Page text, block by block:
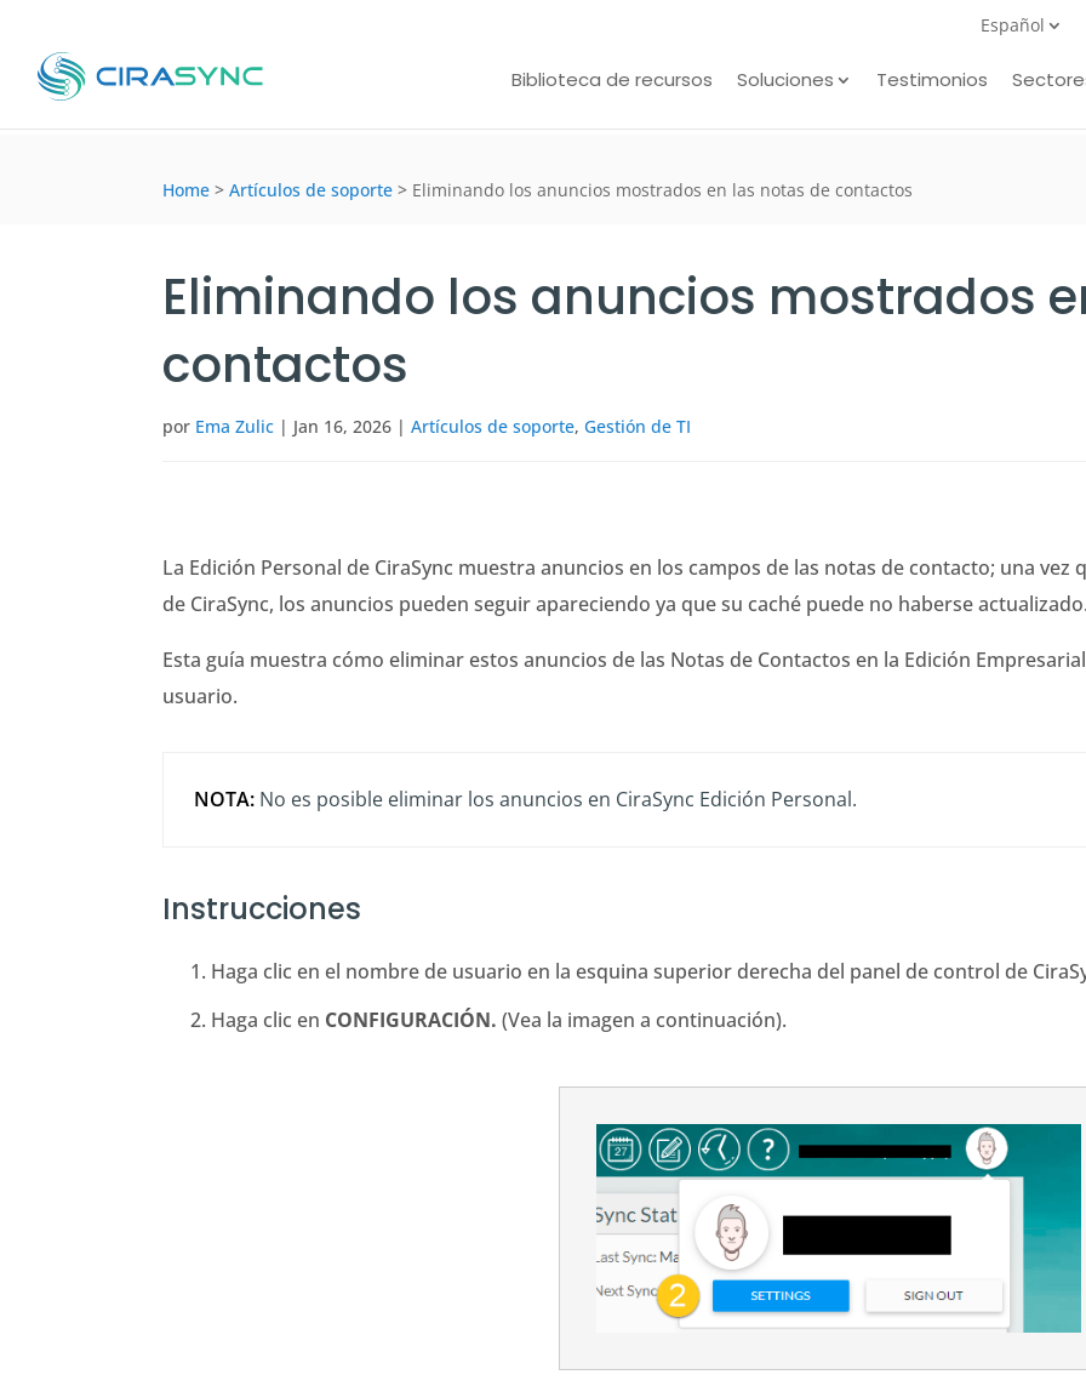
Español
Biblioteca de recursos Soluciones Testimonios
Home > Artículos de soporte > Eliminando los anuncios mostrados en las notas de contactos
Eliminando los anuncios mostrados
contactos
por Ema Zulic | Jan 16, 2026 |Artículos de soporte,Gestión de TI
La Edición Personal de CiraSync muestra anuncios en los campos de las notas de contacto; una vez
de CiraSync, los anuncios pueden seguir apareciendo ya que su caché puede no haberse actualizado.
Esta guía muestra cómo eliminar estos anuncios de las Notas de Contactos en la Edición
usuario.
NOTA: No es posible eliminar los anuncios en CiraSync Edición Personal.
Instrucciones
Haga clic en el nombre de usuario en la esquina superior derecha del panel de control de
Haga clic en CONFIGURACIÓN. (Vea la imagen a continuación).